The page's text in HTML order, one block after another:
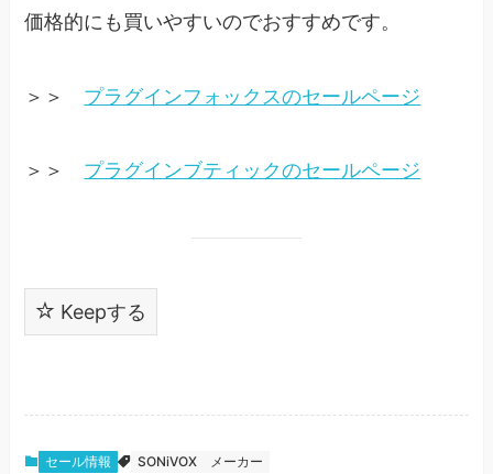
価格的にも買いやすいのでおすすめです。
＞＞ プラグインフォックスのセールページ
＞＞ プラグインブティックのセールページ
Keepする
セール情報 SONiVOX メーカー